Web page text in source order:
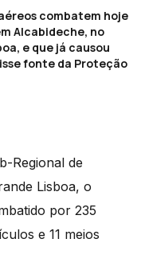
combatem hoje
Alcabideche, no
e que já causou
fonte da Proteção
Regional de
Lisboa, o
por 235
e 11 meios